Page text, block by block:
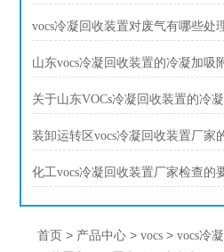
vocs冷凝回收装置对废气有哪些处
山东vocs冷凝回收装置的冷凝加吸
关于山东VOCs冷凝回收装置的冷
装卸运转区vocs冷凝回收装置厂家
化工vocs冷凝回收装置厂家检查的
首页 > 产品中心 >vocs >vocs冷